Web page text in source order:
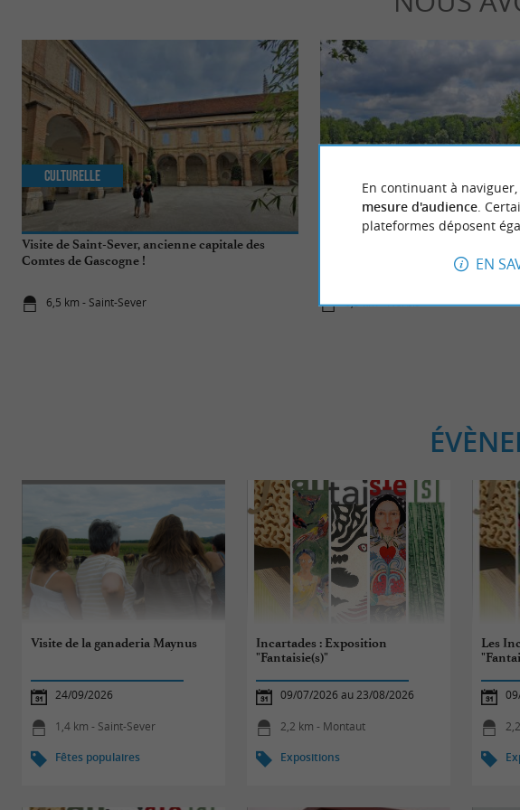
Visite de Saint-Sever, ancienne capitale des
Comtes de Gascogne !
6,5 km - Saint-Sever
Culturelle
6,5 km - Nerbis
Visite de la ganaderia Maynus
24/09/2026
1,4 km - Saint-Sever
Fêtes populaires
Incartades : Exposition
"Fantaisie(s)"
09/07/2026 au 23/08/2026
2,2 km - Montaut
Expositions
Les
En continuant à
mesure d'audience.
plateformes déposent
EN